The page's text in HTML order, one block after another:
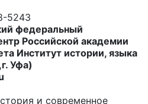
5243
федеральный
Российской академии
Институт истории, языка
Уфа)
и современное